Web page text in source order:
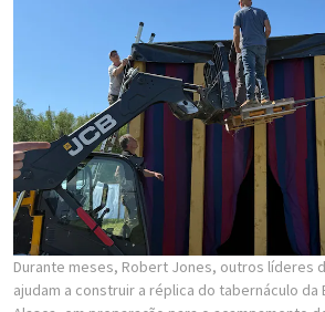
Durante meses, Robert Jones, outros líderes
ajudam a construir a réplica do tabernáculo da